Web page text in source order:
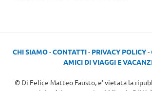
CHI SIAMO-CONTATTI- PRIVACY POLICY-
AMICI DI VIAGGI E
© Di Felice Matteo Fausto, e' vietata la